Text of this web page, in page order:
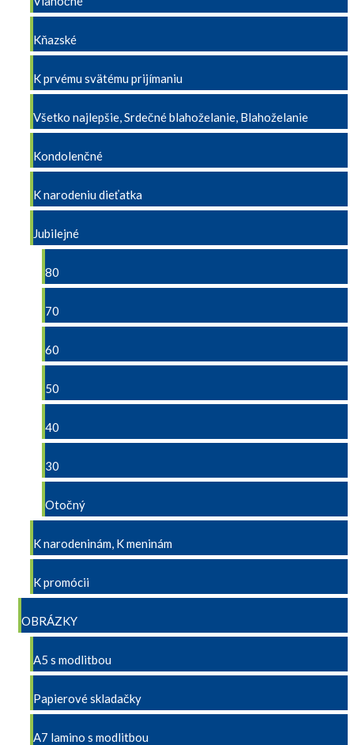
Kňazské
K prvému svätému prijímaniu
Všetko najlepšie, Srdečné blahoželanie, Blahoželanie
Kondolenčné
K narodeniu dieťatka
Jubilejné
80
70
60
50
40
30
Otočný
K narodeninám, K meninám
K promócii
OBRÁZKY
A5 s modlitbou
Papierové skladačky
A7 lamino s modlitbou